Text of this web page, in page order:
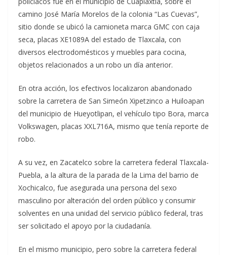
camino José María Morelos de la colonia “Las Cuevas”,
sitio donde se ubicó la camioneta marca GMC con caja
seca, placas XE1089A del estado de Tlaxcala, con
diversos electrodomésticos y muebles para cocina,
objetos relacionados a un robo un día anterior.
En otra acción, los efectivos localizaron abandonado
sobre la carretera de San Simeón Xipetzinco a Huiloapan
del municipio de Hueyotlipan, el vehículo tipo Bora, marca
Volkswagen, placas XXL716A, mismo que tenía reporte de
robo.
A su vez, en Zacatelco sobre la carretera federal Tlaxcala-
Puebla, a la altura de la parada de la Lima del barrio de
Xochicalco, fue asegurada una persona del sexo
masculino por alteración del orden público y consumir
solventes en una unidad del servicio público federal, tras
ser solicitado el apoyo por la ciudadanía.
En el mismo municipio, pero sobre la carretera federal